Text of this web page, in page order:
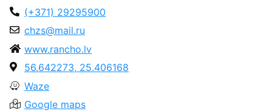
(+371) 29295900
chzs@mail.ru
www.rancho.lv
56.642273, 25.406168
Waze
Google maps